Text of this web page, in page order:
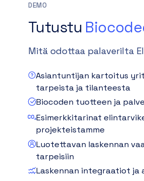
DEMO
Tutustu
Mitä odottaa palaverilta
Asiantuntijan kartoitus
tarpeista ja tilanteesta
Biocoden tuotteen ja
Esimerkkitarinat
projekteistamme
Luotettavan laskennan
tarpeisiin
Laskennan integraatiot ja